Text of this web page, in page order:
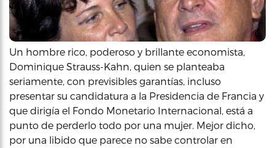
Un hombre rico, poderoso y brillante economista,
Dominique Strauss-Kahn, quien se planteaba
seriamente, con previsibles garantías, incluso
presentar su candidatura a la Presidencia de Francia y
que dirigía el Fondo Monetario Internacional, está a
punto de perderlo todo por una mujer. Mejor dicho,
por una libido que parece no sabe controlar en